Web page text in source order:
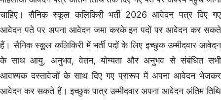
चाहिए। सैनिक स्कूल कलिकिरी भर्ती 2026 आवेदन पत्र दिए गए
आवेदन पते पर अपना आवेदन जमा करके इन पदों पर आवेदन कर सकते
हैं। सैनिक स्कूल कलिकिरी में भर्ती पदों के लिए इच्छुक उम्मीदवार आवेदन
के साथ आयु, अनुभव, वेतन, योग्यता और अनुभव से संबंधित सभी
आवश्यक दस्तावेजों के साथ दिए गए प्रारूप में अपना आवेदन भेजकर
आवेदन कर सकते हैं। इच्छुक पात्र उम्मीदवार अपना आवेदन अंतिम तिथि